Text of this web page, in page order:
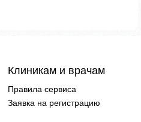
Клиникам и врачам
Правила сервиса
Заявка на регистрацию